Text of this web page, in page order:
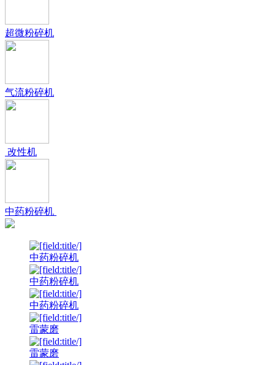
超微粉碎机
气流粉碎机
改性机
中药粉碎机
中药粉碎机
中药粉碎机
中药粉碎机
雷蒙磨
雷蒙磨